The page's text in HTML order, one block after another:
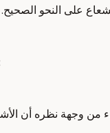
من وجهة نظره أن